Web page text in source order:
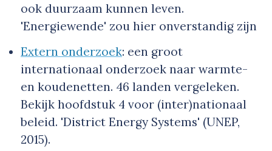
ook duurzaam kunnen leven.
'Energiewende' zou hier onverstandig zijn
Extern onderzoek: een groot
internationaal onderzoek naar warmte-
en koudenetten. 46 landen vergeleken.
Bekijk hoofdstuk 4 voor (inter)nationaal
beleid. 'District Energy Systems' (UNEP,
2015).